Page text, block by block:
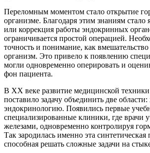
Переломным моментом стало открытие
организме. Благодаря этим знаниям стало
или коррекция работы эндокринных
ограничивается простой операцией.
точность и понимание, как вмешательство
организм. Это привело к появлению
могли одновременно оперировать и
фон пациента.
В XX веке развитие медицинской
поставило задачу объединить две
эндокринологию. Появились первые
специализированные клиники, где врачи
железами, одновременно контролируя
Так зародилась именно эта синтетическая
способная решать сложные задачи на